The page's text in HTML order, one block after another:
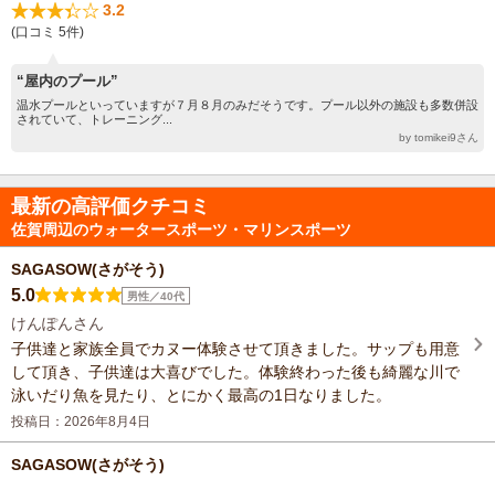
3.2
(口コミ 5件)
“屋内のプール”
温水プールといっていますが７月８月のみだそうです。プール以外の施設も多数併設
されていて、トレーニング...
by tomikei9さん
最新の高評価クチコミ
佐賀周辺のウォータースポーツ・マリンスポーツ
SAGASOW(さがそう)
5.0 男性／40代
けんぽんさん
子供達と家族全員でカヌー体験させて頂きました。サップも用意
して頂き、子供達は大喜びでした。体験終わった後も綺麗な川で
泳いだり魚を見たり、とにかく最高の1日なりました。
投稿日：2026年8月4日
SAGASOW(さがそう)